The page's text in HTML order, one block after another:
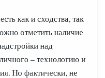
как и сходства, так
отметить наличие
над
– технологию и
Но фактически, не